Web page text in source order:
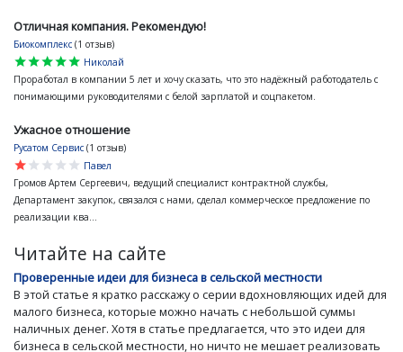
Отличная компания. Рекомендую!
Биокомплекс (1 отзыв)
star
star
star
star
star
Николай
Проработал в компании 5 лет и хочу сказать, что это надёжный работодатель с
понимающими руководителями с белой зарплатой и соцпакетом.
Ужасное отношение
Русатом Сервис (1 отзыв)
star
star
star
star
star
Павел
Громов Артем Сергеевич, ведущий специалист контрактной службы,
Департамент закупок, связался с нами, сделал коммерческое предложение по
реализации ква...
Читайте на сайте
Проверенные идеи для бизнеса в сельской местности
В этой статье я кратко расскажу о серии вдохновляющих идей для
малого бизнеса, которые можно начать с небольшой суммы
наличных денег. Хотя в статье предлагается, что это идеи для
бизнеса в сельской местности, но ничто не мешает реализовать